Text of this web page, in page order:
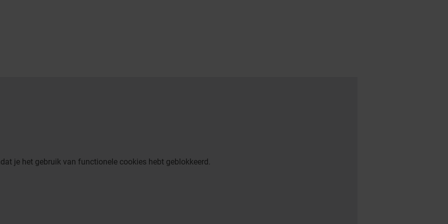
je het gebruik van functionele cookies hebt geblokkeerd.